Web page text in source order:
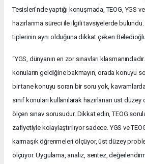
Tesisleri’nde yaptığı konuşmada, TEOG, YGS ve
hazırlanma süreci ile ilgili tavsiyelerde bulundu.
tiplerinin aynı olduğuna dikkat çeken
“YGS, dünyanın en zor sınavları
konuların geldiğine bakmayın, orada konuyu
bir tane konuyu soran bir soru yok,
sınıf konuları kullanılarak hazırlanan üst
ölçen sınav sorusudur. Dikkat edin, TEOG
zafiyetiyle kolaylaştırılıyor sadece. YGS ve
karmaşık öğrenmeleri ölçüyor, üst düzey
ölçüyor. Uygulama, analiz, sentez,